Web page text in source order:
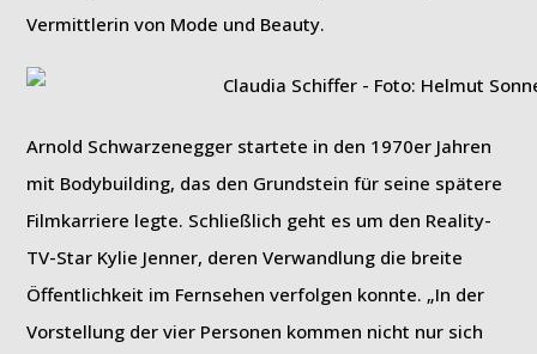
Vermittlerin von Mode und Beauty.
Arnold Schwarzenegger startete in den 1970er Jahren
mit Bodybuilding, das den Grundstein für seine spätere
Filmkarriere legte. Schließlich geht es um den Reality-
TV-Star Kylie Jenner, deren Verwandlung die breite
Öffentlichkeit im Fernsehen verfolgen konnte. „In der
Vorstellung der vier Personen kommen nicht nur sich